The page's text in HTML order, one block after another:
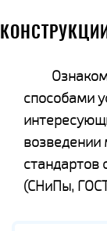
способами
стандартов
(СНиПы,